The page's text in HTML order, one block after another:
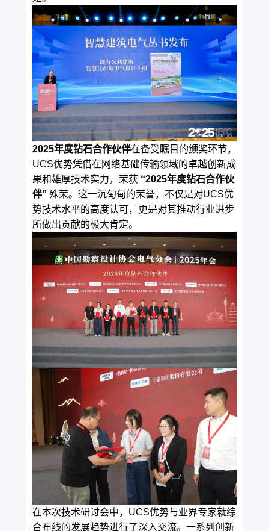
2025年度钻石合作伙伴在备受瞩目的颁奖环节，
UCS优势凭借在网络基础传输领域的卓越创新成
果和雄厚技术实力，荣获 “2025年度钻石合作伙
伴” 殊荣。这一沉甸甸的荣誉，不仅是对UCS优
势技术水平的高度认可，更是对其推动行业进步
所做出贡献的极大肯定。
在本次技术研讨会中，UCS优势与业界专家就综
合布线的发展趋势进行了深入交流。一系列创新